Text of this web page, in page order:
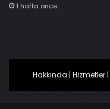
1 hafta önce
Hakkında | Hizmetler |